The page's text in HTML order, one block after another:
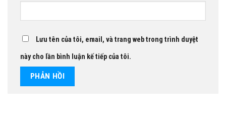
Lưu tên của tôi, email, và trang web trong trình duyệt
này cho lần bình luận kế tiếp của tôi.